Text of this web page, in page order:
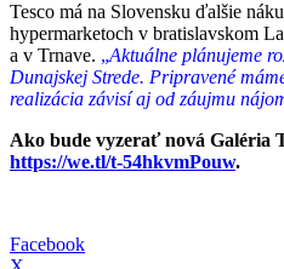
Tesco má na Slovensku ďalšie
hypermarketoch v bratislavskom
a v Trnave. „Aktuálne plánujeme
Dunajskej Strede. Pripravené
realizácia závisí aj od záujmu
Ako bude vyzerať nová Galéria
https://we.tl/t-54hkvmPouw.
Facebook